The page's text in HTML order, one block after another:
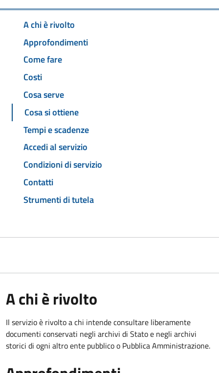
A chi è rivolto
Approfondimenti
Come fare
Costi
Cosa serve
Cosa si ottiene
Tempi e scadenze
Accedi al servizio
Condizioni di servizio
Contatti
Strumenti di tutela
A chi è rivolto
Il servizio è rivolto a chi intende consultare liberamente
documenti conservati negli archivi di Stato e negli archivi
storici di ogni altro ente pubblico o Pubblica Amministrazione.